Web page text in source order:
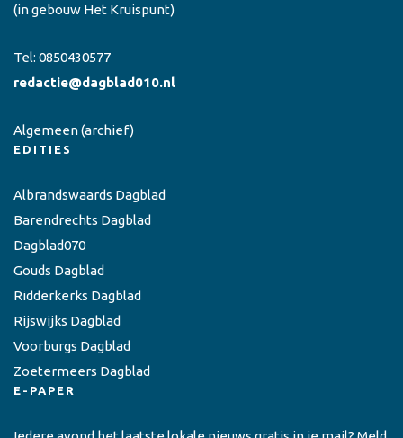
(in gebouw Het Kruispunt)
Tel: 0850430577
redactie@dagblad010.nl
Algemeen(archief)
EDITIES
Albrandswaards Dagblad
Barendrechts Dagblad
Dagblad070
Gouds Dagblad
Ridderkerks Dagblad
Rijswijks Dagblad
Voorburgs Dagblad
Zoetermeers Dagblad
E-PAPER